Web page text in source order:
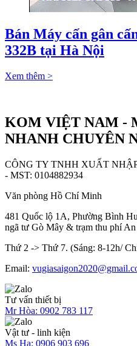
Bán Máy cấn gân
332B tại Hà Nội
Xem thêm >
KOM VIỆT NAM -
NHANH CHUYÊN
CÔNG TY TNHH XUẤT
- MST: 0104882934
Văn phòng Hồ Chí Minh
481 Quốc lộ 1A, Phường Bình
ngã tư Gò Mây & trạm thu phí
Thứ 2 -> Thứ 7. (Sáng: 8-12h/
Email:
Tư vấn thiết bị
Mr Hòa: 0902 783 117
Vật tư - linh kiện
Ms Hạ: 0906 903 696